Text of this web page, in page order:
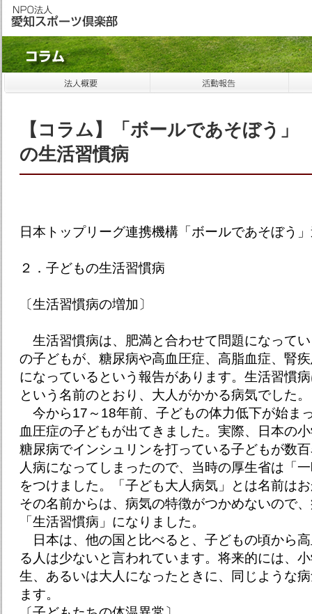
【コラム】「ボールであそぼう
の生活習慣病
日本トップリーグ連携機構「ボールであそぼう
２．子どもの生活習慣病
〔生活習慣病の増加〕
生活習慣病は、肥満と合わせて問題になって
の子どもが、糖尿病や高血圧症、高脂血症、腎
になっているという報告があります。生活習慣
という名前のとおり、大人がかかる病気でした。
今から17～18年前、子どもの体力低下が始ま
血圧症の子どもが出てきました。実際、日本の
糖尿病でインシュリンを打っている子どもが数
人病になってしまったので、当時の厚生省は「
をつけました。「子ども大人病気」とは名前は
その名前からは、病気の特徴がつかめないので
「生活習慣病」になりました。
日本は、他の国と比べると、子どもの頃から
る人は少ないと言われています。将来的には、
生、あるいは大人になったときに、同じような
ます。